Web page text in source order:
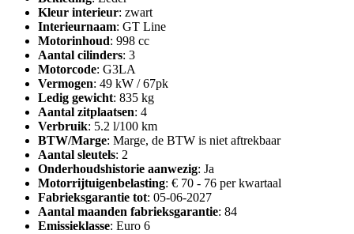
Kleur interieur: zwart
Interieurnaam: GT Line
Motorinhoud: 998 cc
Aantal cilinders: 3
Motorcode: G3LA
Vermogen: 49 kW / 67pk
Ledig gewicht: 835 kg
Aantal zitplaatsen: 4
Verbruik: 5.2 l/100 km
BTW/Marge: Marge, de BTW is niet aftrekbaar
Aantal sleutels: 2
Onderhoudshistorie aanwezig: Ja
Motorrijtuigenbelasting: € 70 - 76 per kwartaal
Fabrieksgarantie tot: 05-06-2027
Aantal maanden fabrieksgarantie: 84
Emissieklasse: Euro 6